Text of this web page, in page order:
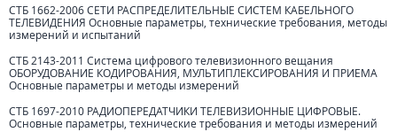
СТБ 1662-2006 СЕТИ РАСПРЕДЕЛИТЕЛЬНЫЕ СИСТЕМ КАБЕЛЬНОГО
ТЕЛЕВИДЕНИЯ Основные параметры, технические требования, методы
измерений и испытаний
СТБ 2143-2011 Система цифрового телевизионного вещания
ОБОРУДОВАНИЕ КОДИРОВАНИЯ, МУЛЬТИПЛЕКСИРОВАНИЯ И ПРИЕМА
Основные параметры и методы измерений
СТБ 1697-2010 РАДИОПЕРЕДАТЧИКИ ТЕЛЕВИЗИОННЫЕ ЦИФРОВЫЕ.
Основные параметры, технические требования и методы измерений